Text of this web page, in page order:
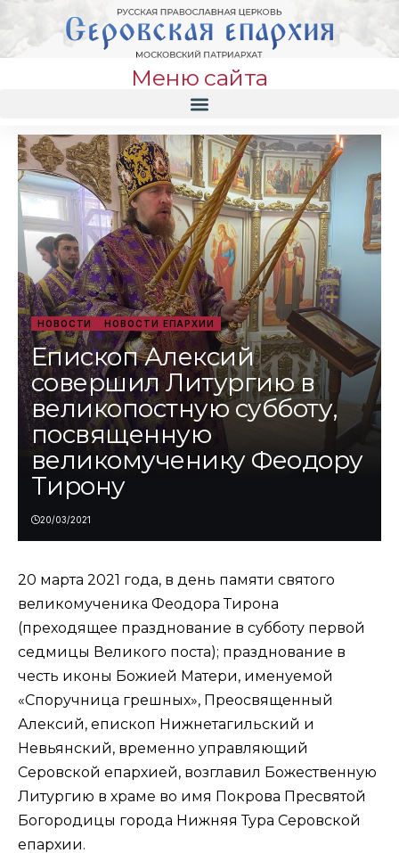
Меню сайта
НОВОСТИ НОВОСТИ ЕПАРХИИ
Епископ Алексий
совершил Литургию в
великопостную субботу,
посвященную
великомученику Феодору
Тирону
20/03/2021
20 марта 2021 года, в день памяти святого
великомученика Феодора Тирона
(преходящее празднование в субботу первой
седмицы Великого поста); празднование в
честь иконы Божией Матери, именуемой
«Споручница грешных», Преосвященный
Алексий, епископ Нижнетагильский и
Невьянский, временно управляющий
Серовской епархией, возглавил Божественную
Литургию в храме во имя Покрова Пресвятой
Богородицы города Нижняя Тура Серовской
епархии.